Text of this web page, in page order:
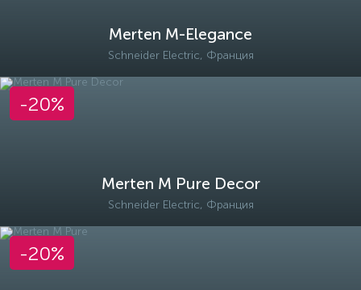
Merten M-Elegance
Schneider Electric, Франция
Merten M Pure Decor
Schneider Electric, Франция
-20%
-20%